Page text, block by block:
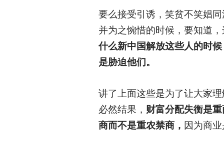
要么接受引诱，笑贫不笑娼
并为之惋惜的时候，要知道
什么新中国解放这些人的时
是胁迫他们。
讲了上面这些是为了让大家
必然结果， 财富分配失衡是
商而不是重农禁商， 因为商